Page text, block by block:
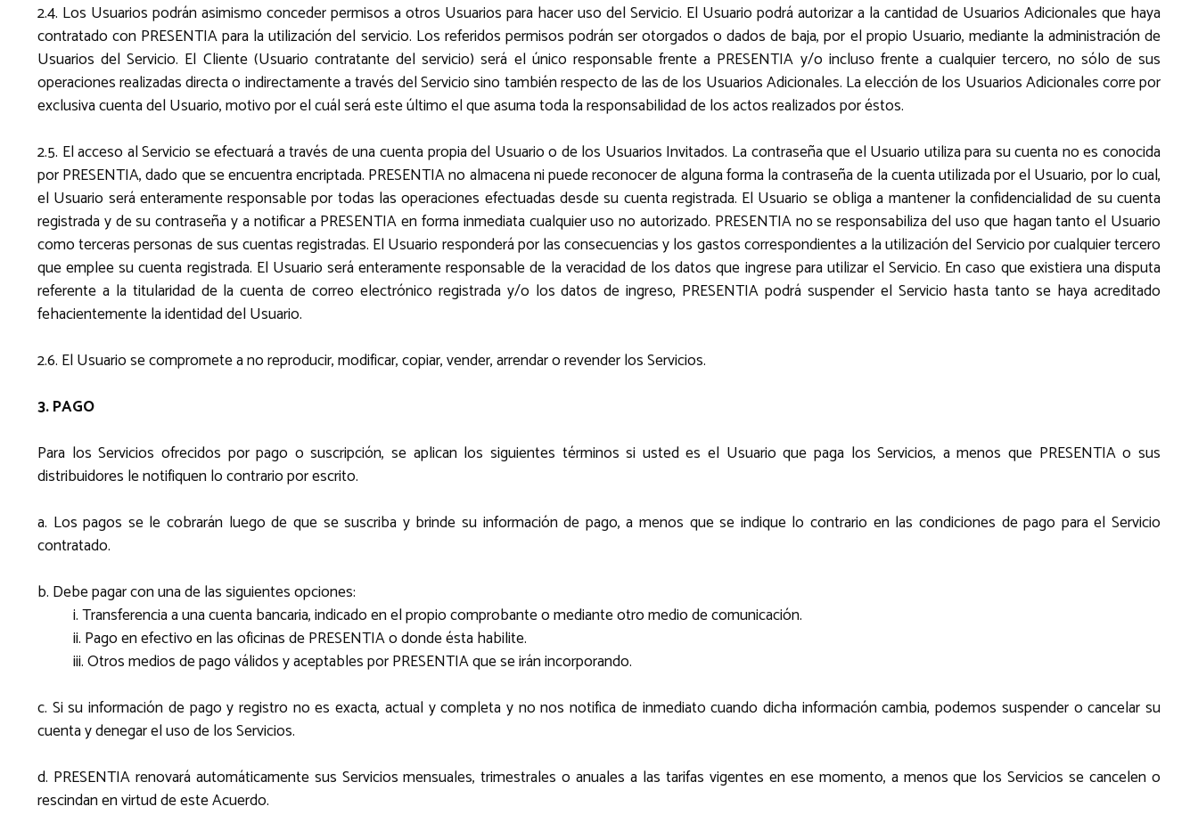
2.4. Los Usuarios podrán asimismo conceder permisos a otros Usuarios para hacer uso del Servicio. El Usuario podrá autorizar a la cantidad de Usuarios Adicionales que haya
contratado con PRESENTIA para la utilización del servicio. Los referidos permisos podrán ser otorgados o dados de baja, por el propio Usuario, mediante la administración de
Usuarios del Servicio. El Cliente (Usuario contratante del servicio) será el único responsable frente a PRESENTIA y/o incluso frente a cualquier tercero, no sólo de sus
operaciones realizadas directa o indirectamente a través del Servicio sino también respecto de las de los Usuarios Adicionales. La elección de los Usuarios Adicionales corre por
exclusiva cuenta del Usuario, motivo por el cuál será este último el que asuma toda la responsabilidad de los actos realizados por éstos.
2.5. El acceso al Servicio se efectuará a través de una cuenta propia del Usuario o de los Usuarios Invitados. La contraseña que el Usuario utiliza para su cuenta no es conocida
por PRESENTIA, dado que se encuentra encriptada. PRESENTIA no almacena ni puede reconocer de alguna forma la contraseña de la cuenta utilizada por el Usuario, por lo cual,
el Usuario será enteramente responsable por todas las operaciones efectuadas desde su cuenta registrada. El Usuario se obliga a mantener la confidencialidad de su cuenta
registrada y de su contraseña y a notificar a PRESENTIA en forma inmediata cualquier uso no autorizado. PRESENTIA no se responsabiliza del uso que hagan tanto el Usuario
como terceras personas de sus cuentas registradas. El Usuario responderá por las consecuencias y los gastos correspondientes a la utilización del Servicio por cualquier tercero
que emplee su cuenta registrada. El Usuario será enteramente responsable de la veracidad de los datos que ingrese para utilizar el Servicio. En caso que existiera una disputa
referente a la titularidad de la cuenta de correo electrónico registrada y/o los datos de ingreso, PRESENTIA podrá suspender el Servicio hasta tanto se haya acreditado
fehacientemente la identidad del Usuario.
2.6. El Usuario se compromete a no reproducir, modificar, copiar, vender, arrendar o revender los Servicios.
3. PAGO
Para los Servicios ofrecidos por pago o suscripción, se aplican los siguientes términos si usted es el Usuario que paga los Servicios, a menos que PRESENTIA o sus
distribuidores le notifiquen lo contrario por escrito.
a. Los pagos se le cobrarán luego de que se suscriba y brinde su información de pago, a menos que se indique lo contrario en las condiciones de pago para el Servicio
contratado.
b. Debe pagar con una de las siguientes opciones:
i. Transferencia a una cuenta bancaria, indicado en el propio comprobante o mediante otro medio de comunicación.
ii. Pago en efectivo en las oficinas de PRESENTIA o donde ésta habilite.
iii. Otros medios de pago válidos y aceptables por PRESENTIA que se irán incorporando.
c. Si su información de pago y registro no es exacta, actual y completa y no nos notifica de inmediato cuando dicha información cambia, podemos suspender o cancelar su
cuenta y denegar el uso de los Servicios.
d. PRESENTIA renovará automáticamente sus Servicios mensuales, trimestrales o anuales a las tarifas vigentes en ese momento, a menos que los Servicios se cancelen o
rescindan en virtud de este Acuerdo.